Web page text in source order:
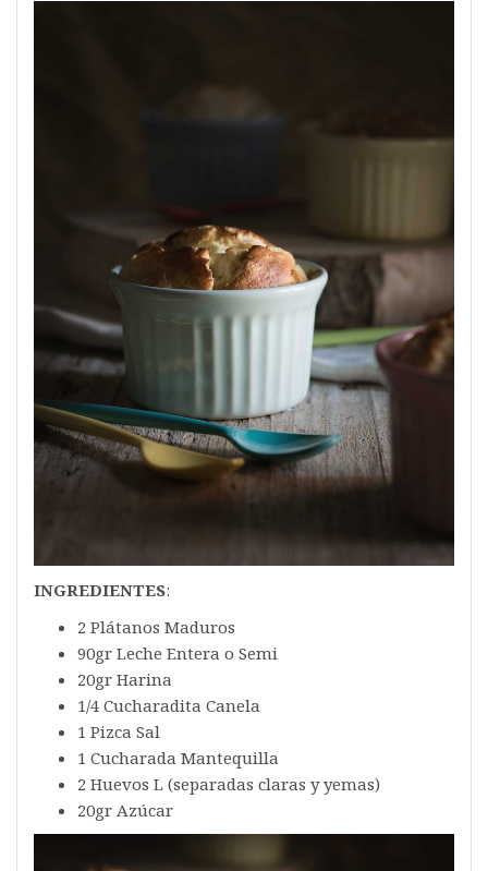
INGREDIENTES:
2 Plátanos Maduros
90gr Leche Entera o Semi
20gr Harina
1/4 Cucharadita Canela
1 Pizca Sal
1 Cucharada Mantequilla
2 Huevos L (separadas claras y yemas)
20gr Azúcar